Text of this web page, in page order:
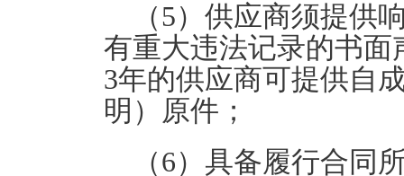
（5）供应商须提供
有重大违法记录的书
3年的供应商可提供自
明）原件；
（6）具备履行合同